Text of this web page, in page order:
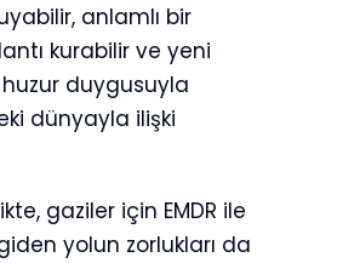
anlamlı bir
kurabilir ve yeni
duygusuyla
dünyayla ilişki
gaziler için EMDR ile
yolun zorlukları da